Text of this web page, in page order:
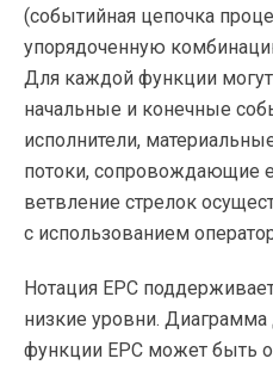
(событийная цепочка
упорядоченную
Для каждой функции
начальные и конечные
исполнители,
потоки, сопровождающие
ветвление стрелок
с использованием
Нотация EPC
низкие уровни.
функции EPC может быть